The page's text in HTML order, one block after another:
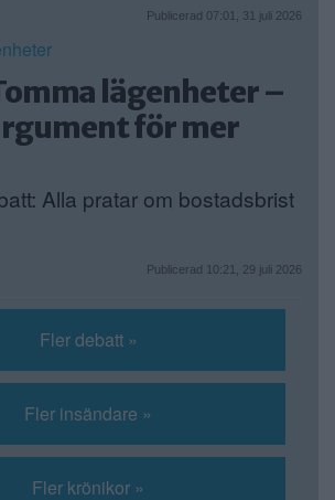
Publicerad 07:01, 31 juli 2026
lägenheter –
för mer
Alla pratar om bostadsbrist
Publicerad 10:21, 29 juli 2026
Fler debatt »
Fler insändare »
Fler krönikor »